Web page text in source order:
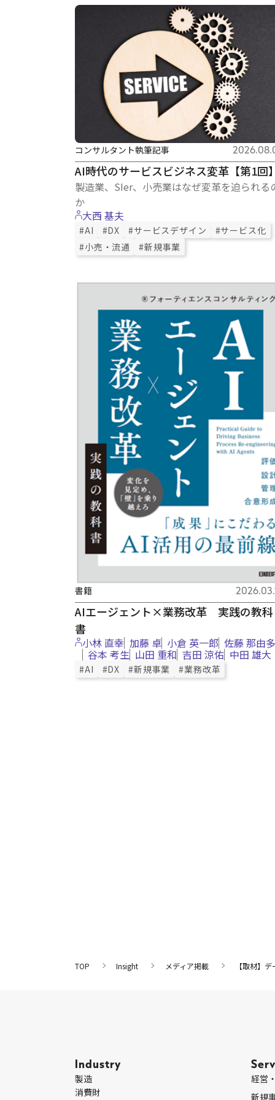
AI時代のサービスビジネス変革【第1回】
製造業、SIer、小売業はなぜ変革を迫られる
か
コンサルタント執筆記事
大西 基夫
#AI #DX #サービスデザイン
#サービス化
#小売・流通
#新規事業
AIエージェント×業務改革 実践の教科
書
書籍
小林 直幸 加藤 卓 小倉 英一郎 佐藤 那由多
谷本 考生 山田 重和 吉田 涼佑 中田 雄大
#AI #DX #新規事業 #業務改革
TOP Insight メディア掲載 【取材】
Industry
製造
消費財
経営
新規